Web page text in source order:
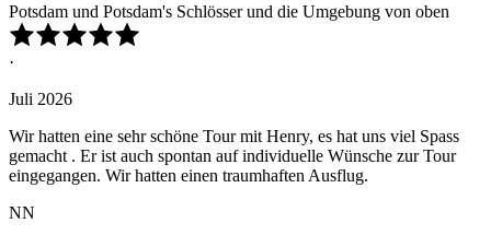
Potsdam und Potsdam's Schlösser und die Umgebung von oben
·
Juli 2026
Wir hatten eine sehr schöne Tour mit Henry, es hat uns viel Spass
gemacht . Er ist auch spontan auf individuelle Wünsche zur Tour
eingegangen. Wir hatten einen traumhaften Ausflug.
NN